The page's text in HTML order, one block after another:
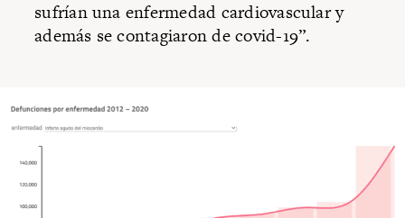
sufrían una enfermedad cardiovascular y
además se contagiaron de covid-19”.